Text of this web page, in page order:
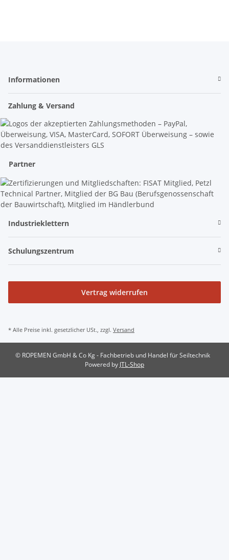
Informationen
Zahlung & Versand
Partner
Industrieklettern
Schulungszentrum
Vertrag widerrufen
* Alle Preise inkl. gesetzlicher USt., zzgl. Versand
© ROPEMEN GmbH & Co Kg - Fachbetrieb und Handel für Seiltechnik
Powered by JTL-Shop